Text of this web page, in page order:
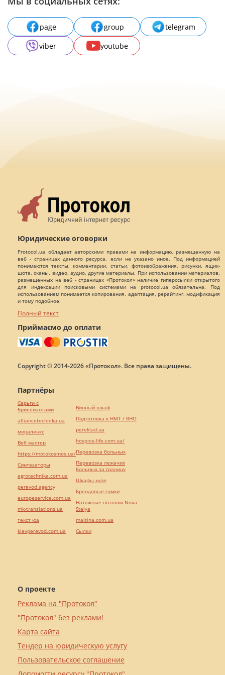
page group
telegram
viber
youtube
Юридические оговорки
Protocol.ua обладает авторскими правами на информацию, размещенную на
веб - страницах данного ресурса, если не указано иное. Под информацией
понимаются тексты, комментарии, статьи, фотоизображения, рисунки, ящик-
шота, сканы, видео, аудио, другие материалы. При использовании материалов,
размещенных на веб - страницах «Протокол» наличие гиперссылки открытого
для индексации поисковыми системами на protocol.ua обязательна. Под
использованием понимается копирования, адаптация, рерайтинг, модификация
и тому подобное.
Полный текст
Приймаємо до оплати
Copyright © 2014-2026 «Протокол». Все права защищены.
О проекте
Реклама на "Протокол"
"Протокол" без реклами!
Карта сайта
Тендер на юридическую услугу
Пользовательское соглашение
Партнёры
Серьги с
бриллиантами
alliancetechnika.ua
миралинкс
Веб мастер
https://motokosmos.ua/
Синтезаторы
agrotechnika.com.ua
perevod.agency
europeservice.com.ua
mk-translations.ua
текст юа
kievperevod.com.ua
Винный шкаф
Подготовка к НМТ / ВНО
pereklad.ua
hospice-life.com.ua/
Перевозка больных
Перевозка лежачих
больных за границу
Шкафы купе
Брендовые сумки
Натяжные потолки Nova
Stelya
maltina.com.ua
Cылки